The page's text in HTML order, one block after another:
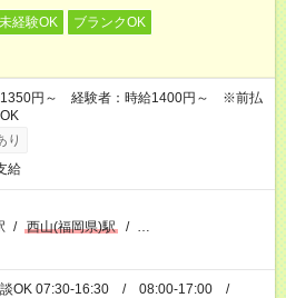
経験OK
ブランクOK
1350円～ 経験者：時給1400円～ ※前払
り
給
/ 西山(福岡県)駅 / …
談OK 07:30-16:30 / 08:00-17:00 /